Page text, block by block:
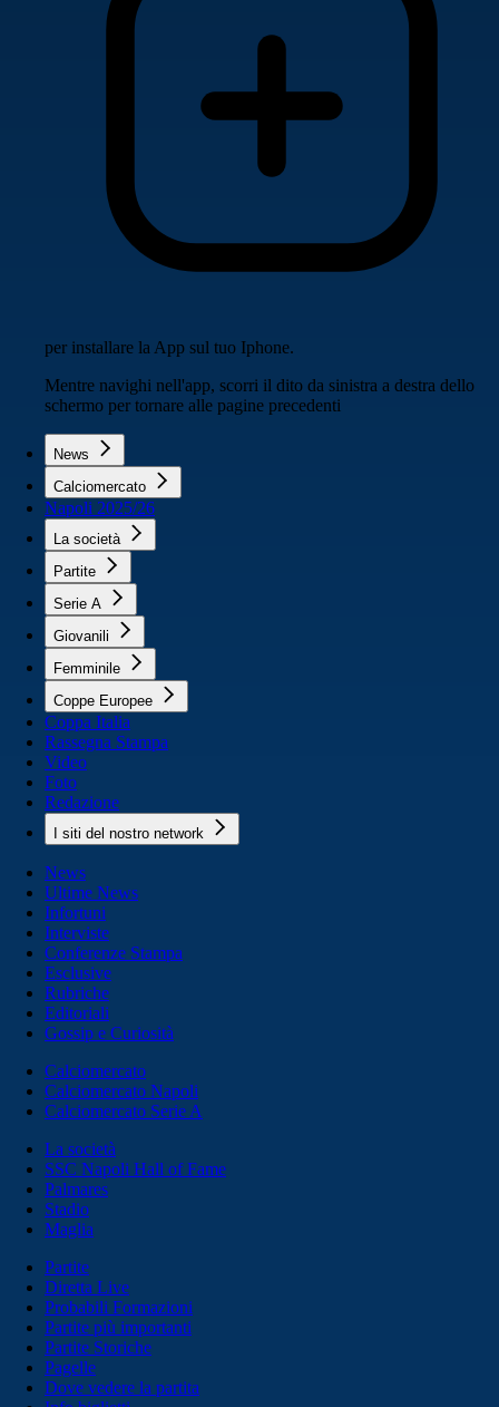
per installare la App sul tuo Iphone.
Mentre navighi nell'app, scorri il dito da sinistra a destra dello
schermo per tornare alle pagine precedenti
News
Calciomercato
Napoli 2025/26
La società
Partite
Serie A
Giovanili
Femminile
Coppe Europee
Coppa Italia
Rassegna Stampa
Video
Foto
Redazione
I siti del nostro network
News
Ultime News
Infortuni
Interviste
Conferenze Stampa
Esclusive
Rubriche
Editoriali
Gossip e Curiosità
Calciomercato
Calciomercato Napoli
Calciomercato Serie A
La società
SSC Napoli Hall of Fame
Palmares
Stadio
Maglia
Partite
Diretta Live
Probabili Formazioni
Partite più importanti
Partite Storiche
Pagelle
Dove vedere la partita